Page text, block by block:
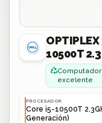
10500T
Computador
excelente
PROCESADOR
Core i5-10500T
Generación)